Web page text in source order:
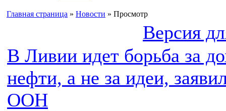
Главная страница » Новости » Просмотр
Версия
В Ливии идет борьба за
нефти, а не за идеи,
ООН